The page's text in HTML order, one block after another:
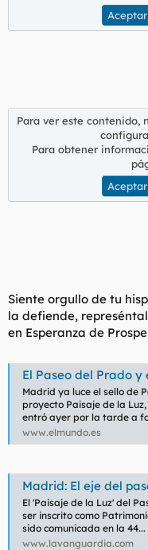
Para ver este contenido,
Para obtener
Siente orgullo de tu
la defiende,
en Esperanza de
El Paseo del Prado y el
Madrid ya luce el sello de
proyecto Paisaje de la
entró ayer por la tarde a
www.elmundo.es
Madrid: El eje del paseo del
El 'Paisaje de la Luz' del
ser inscrito como
sido comunicada en la 44...
www.lavanguardia.com